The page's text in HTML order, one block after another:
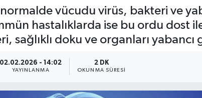
normalde vücudu virüs, bakteri ve
hastalıklarda ise bu ordu dost
sağlıklı doku ve organları
02.02.2026 - 14:02
YAYINLANMA
2 DK
OKUNMA SÜRESI